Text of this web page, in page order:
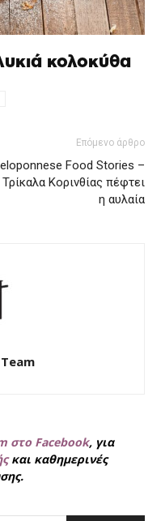
κολοκύθα
Επόμενο άρθρο
Food Stories –
Κορινθίας πέφτει
η αυλαία
στο Facebook, για
και καθημερινές